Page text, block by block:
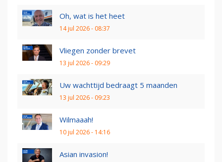
Oh, wat is het heet
14 jul 2026 - 08:37
Vliegen zonder brevet
13 jul 2026 - 09:29
Uw wachttijd bedraagt 5 maanden
13 jul 2026 - 09:23
Wilmaaah!
10 jul 2026 - 14:16
Asian invasion!